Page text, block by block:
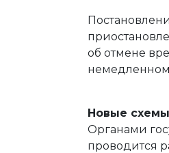
об отмене
Новые
Органами
проводится